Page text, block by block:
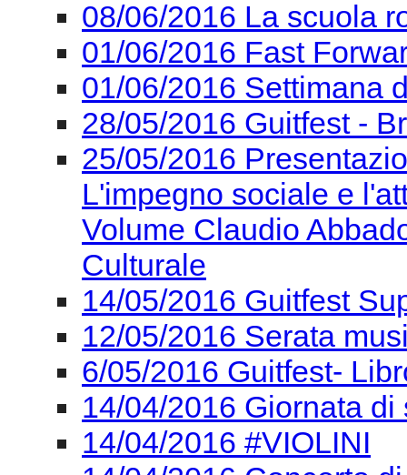
08/06/2016 La scuola
01/06/2016 Fast
01/06/2016 Settimana
28/05/2016 Guitfest -
25/05/2016
L'impegno sociale e
Volume Claudio
Culturale
14/05/2016 Guitfest
12/05/2016 Serata
6/05/2016 Guitfest-
14/04/2016 Giornata
14/04/2016 #VIOLINI